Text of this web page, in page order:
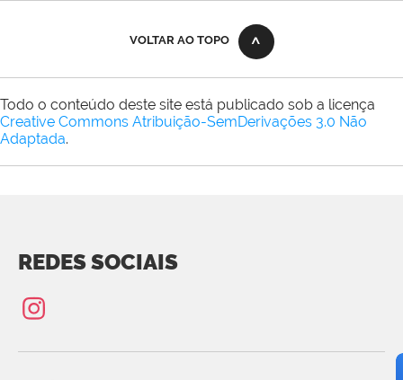
VOLTAR AO TOPO
Todo o conteúdo deste site está publicado sob a licença
Creative Commons Atribuição-SemDerivações 3.0 Não
Adaptada.
REDES SOCIAIS